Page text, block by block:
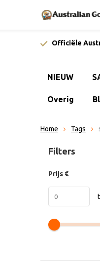
Officiële
NIEUW
Overig
Home Tags
Sorteren op:
Filters
Prijs €